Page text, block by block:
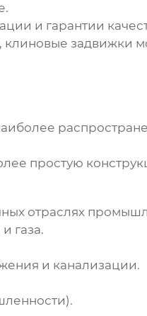
и гарантии
задвижки
простую
отраслях
газа.
и канализации.